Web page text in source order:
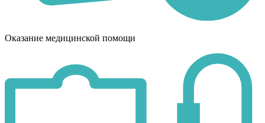
Оказание медицинской помощи